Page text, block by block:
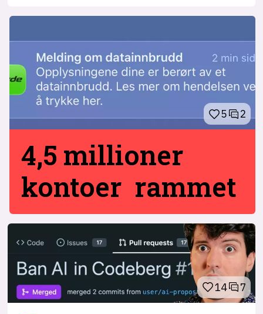
5 2
4,5 millioner
kontoer rammet
14 7